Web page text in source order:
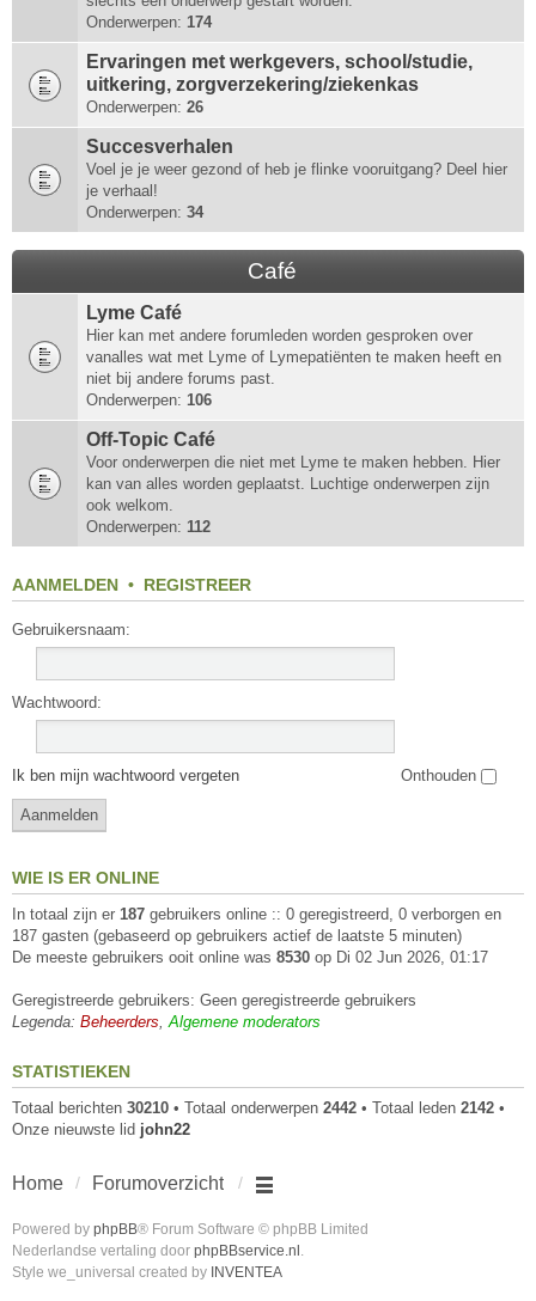
Onderwerpen: 174
Ervaringen met werkgevers, school/studie,
uitkering, zorgverzekering/ziekenkas
Onderwerpen: 26
Succesverhalen
Voel je je weer gezond of heb je flinke vooruitgang? Deel hier
je verhaal!
Onderwerpen: 34
Café
Lyme Café
Hier kan met andere forumleden worden gesproken over
vanalles wat met Lyme of Lymepatiënten te maken heeft en
niet bij andere forums past.
Onderwerpen: 106
Off-Topic Café
Voor onderwerpen die niet met Lyme te maken hebben. Hier
kan van alles worden geplaatst. Luchtige onderwerpen zijn
ook welkom.
Onderwerpen: 112
AANMELDEN • REGISTREER
Gebruikersnaam:
Wachtwoord:
Ik ben mijn wachtwoord vergeten Onthouden
WIE IS ER ONLINE
In totaal zijn er 187 gebruikers online :: 0 geregistreerd, 0 verborgen en
187 gasten (gebaseerd op gebruikers actief de laatste 5 minuten)
De meeste gebruikers ooit online was 8530 op Di 02 Jun 2026, 01:17
Geregistreerde gebruikers: Geen geregistreerde gebruikers
Legenda: Beheerders,Algemene moderators
STATISTIEKEN
Totaal berichten 30210 • Totaal onderwerpen 2442 • Totaal leden 2142 •
Onze nieuwste lid john22
Home Forumoverzicht
Powered by phpBB® Forum Software © phpBB Limited
Nederlandse vertaling door phpBBservice.nl
Style we_universal created by INVENTEA